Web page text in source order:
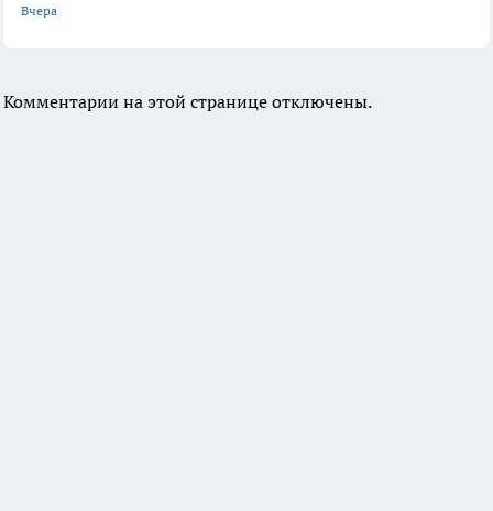
Вчера
Комментарии на этой странице отключены.